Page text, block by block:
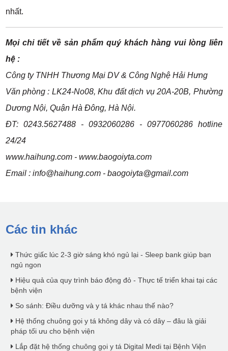
nhất.
Mọi chi tiết về sản phẩm quý khách hàng vui lòng liên
hệ :
Công ty TNHH Thương Mại DV & Công Nghệ Hải Hưng
Văn phòng : LK24-No08, Khu đất dịch vụ 20A-20B, Phường
Dương Nội, Quận Hà Đông, Hà Nội.
ĐT: 0243.5627488 - 0932060286 - 0977060286 hotline
24/24
www.haihung.com - www.baogoiyta.com
Email : info@haihung.com- baogoiyta@gmail.com
Các tin khác
Thức giấc lúc 2-3 giờ sáng khó ngủ lại - Sleep bank giúp bạn
ngủ ngon
Hiệu quả của quy trình báo động đỏ - Thực tế triển khai tại các
bệnh viện
So sánh: Điều dưỡng và y tá khác nhau thế nào?
Hệ thống chuông gọi y tá không dây và có dây – đâu là giải
pháp tối ưu cho bệnh viện
Lắp đặt hệ thống chuông gọi y tá Digital Medi tại Bệnh Viện